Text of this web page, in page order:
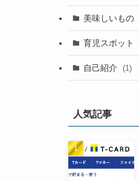
美味しいもの
育児スポット
自己紹介 (1)
人気記事